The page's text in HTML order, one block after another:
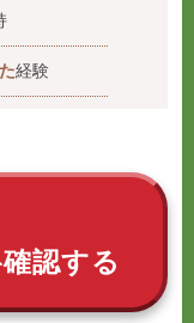
経験
確認する